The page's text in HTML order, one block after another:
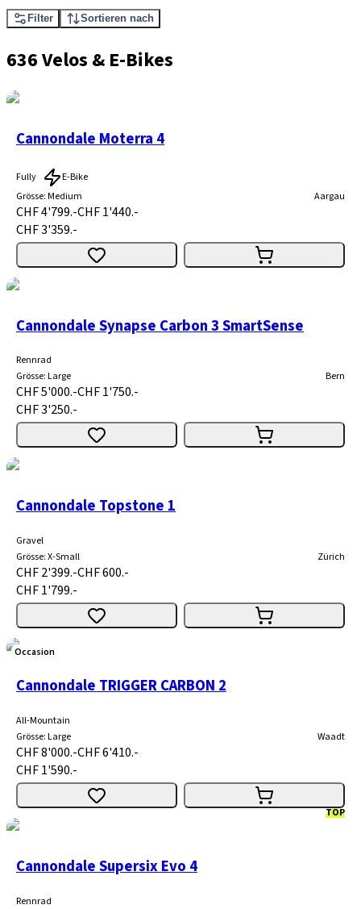
Filter Sortieren nach
636 Velos & E-Bikes
Cannondale Moterra 4
Fully
E-Bike
Grösse:Medium Aargau
CHF 4'799.-CHF 1'440.-
CHF 3'359.-
Cannondale Synapse Carbon 3 SmartSense
Rennrad
Grösse:Large Bern
CHF 5'000.-CHF 1'750.-
CHF 3'250.-
Cannondale Topstone 1
Gravel
Grösse:X-Small Zürich
CHF 2'399.-CHF 600.-
CHF 1'799.-
Occasion
TOP
Cannondale TRIGGER CARBON 2
All-Mountain
Grösse:Large Waadt
CHF 8'000.-CHF 6'410.-
CHF 1'590.-
Cannondale Supersix Evo 4
Rennrad